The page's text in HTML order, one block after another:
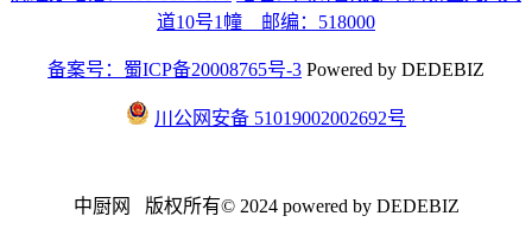
道10号1幢 邮编：518000
备案号：蜀ICP备20008765号-3 Powered by DEDEBIZ
川公网安备 51019002002692号
中厨网 版权所有© 2024 powered by DEDEBIZ